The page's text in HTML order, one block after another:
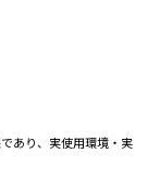
り、実使用環境・実